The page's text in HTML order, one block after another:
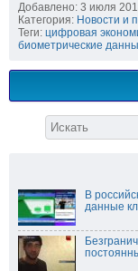
Добавлено: 3 июля
Категория: Новости и
Теги: цифровая
биометрические
В
данные